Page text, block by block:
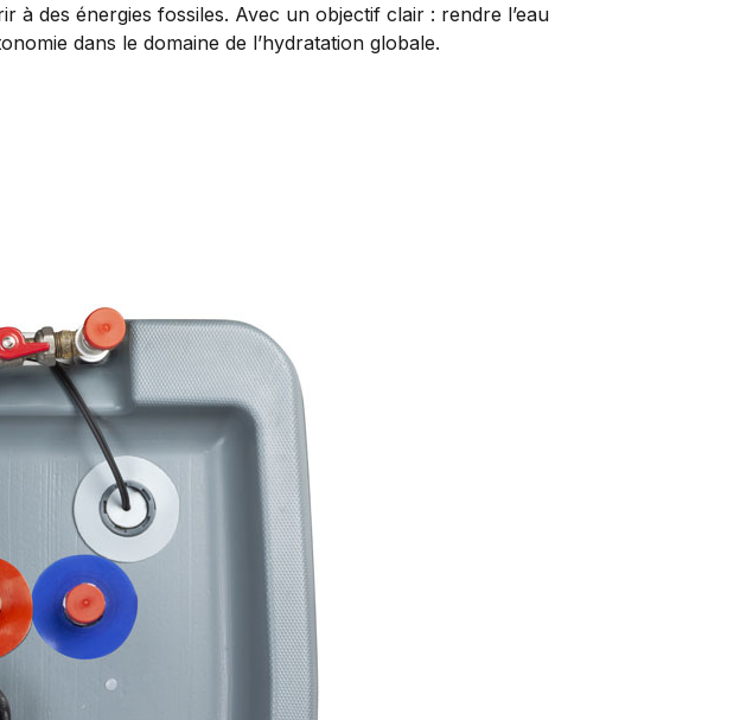
à des énergies fossiles. Avec un objectif clair : rendre l’eau
dans le domaine de l’hydratation globale.